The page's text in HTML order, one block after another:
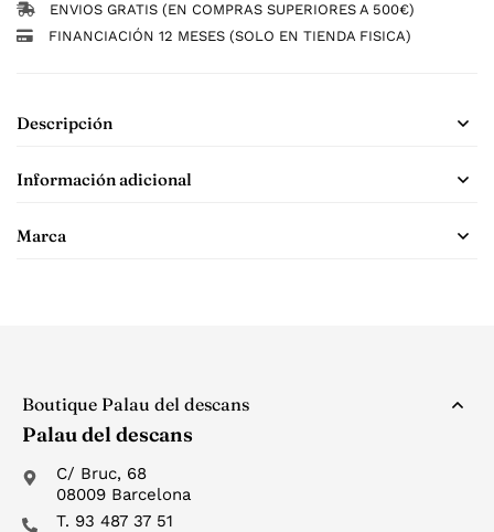
ENVIOS GRATIS (EN COMPRAS SUPERIORES A 500€)
FINANCIACIÓN 12 MESES (SOLO EN TIENDA FISICA)
Descripción
Información adicional
Marca
Boutique Palau del descans
Palau del descans
C/ Bruc, 68
08009 Barcelona
T. 93 487 37 51